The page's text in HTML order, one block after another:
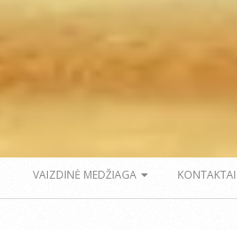
VAIZDINĖ MEDŽIAGA KONTAKTAI